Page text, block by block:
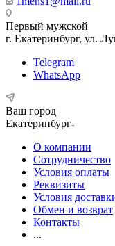
Первый мужской
г. Екатеринбург, ул.
Telegram
WhatsApp
Ваш город
Екатеринбург
О компании
Сотрудничество
Условия оплаты
Реквизиты
Условия
Обмен и возврат
Контакты
...